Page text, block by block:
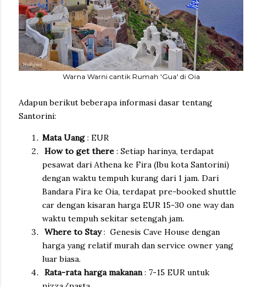
Warna Warni cantik Rumah 'Gua' di Oia
Adapun berikut beberapa informasi dasar tentang
Santorini:
Mata Uang: EUR
How to get there : Setiap harinya, terdapat
pesawat dari Athena ke Fira (Ibu kota Santorini)
dengan waktu tempuh kurang dari 1 jam. Dari
Bandara Fira ke Oia, terdapat pre-booked shuttle
car dengan kisaran harga EUR 15-30 one way dan
waktu tempuh sekitar setengah jam.
Where to Stay: Genesis Cave House dengan
harga yang relatif murah dan service owner yang
luar biasa.
Rata-rata harga makanan: 7-15 EUR untuk